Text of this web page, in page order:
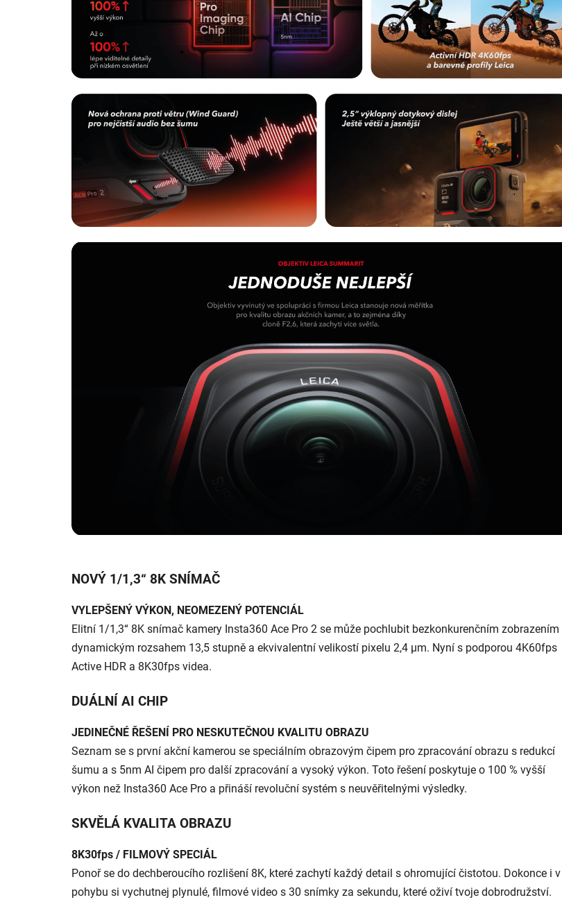
NOVÝ 1/1,3“ 8K SNÍMAČ
VYLEPŠENÝ VÝKON, NEOMEZENÝ POTENCIÁL
Elitní 1/1,3“ 8K snímač kamery Insta360 Ace Pro 2 se může pochlubit bezkonkurenčním zobrazením
dynamickým rozsahem 13,5 stupně a ekvivalentní velikostí pixelu 2,4 μm. Nyní s podporou 4K60fps
Active HDR a 8K30fps videa.
DUÁLNÍ AI CHIP
JEDINEČNÉ ŘEŠENÍ PRO NESKUTEČNOU KVALITU OBRAZU
Seznam se s první akční kamerou se speciálním obrazovým čipem pro zpracování obrazu s redukcí
šumu a s 5nm AI čipem pro další zpracování a vysoký výkon. Toto řešení poskytuje o 100 % vyšší
výkon než Insta360 Ace Pro a přináší revoluční systém s neuvěřitelnými výsledky.
SKVĚLÁ KVALITA OBRAZU
8K30fps / FILMOVÝ SPECIÁL
Ponoř se do dechberoucího rozlišení 8K, které zachytí každý detail s ohromující čistotou. Dokonce i v
pohybu si vychutnej plynulé, filmové video s 30 snímky za sekundu, které oživí tvoje dobrodružství.